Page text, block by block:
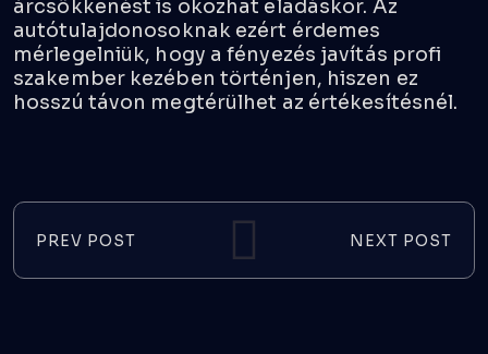
árcsökkenést is okozhat eladáskor. Az
autótulajdonosoknak ezért érdemes
mérlegelniük, hogy a fényezés javítás profi
szakember kezében történjen, hiszen ez
hosszú távon megtérülhet az értékesítésnél.
PREV POST NEXT POST